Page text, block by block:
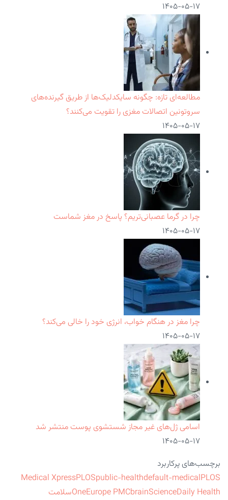
۱۴۰۵-۰۵-۱۷
مطالعه‌ای تازه: چگونه سایکدلیک‌ها از طریق گیرنده‌های
سروتونین اتصالات مغزی را تقویت می‌کنند؟
۱۴۰۵-۰۵-۱۷
چرا در گرما عصبانی‌تریم؟ پاسخ در مغز شماست
۱۴۰۵-۰۵-۱۷
چرا مغز در هنگام خواب، انرژی خود را خالی می‌کند؟
۱۴۰۵-۰۵-۱۷
اسامی ژل‌های غیر مجاز شستشوی پوست منتشر شد
۱۴۰۵-۰۵-۱۷
برچسب‌های پرکاربرد
Medical XpressPLOSpublic-healthdefault-medicalPLOS
OneEurope PMCbrainScienceDaily Health
سلامت